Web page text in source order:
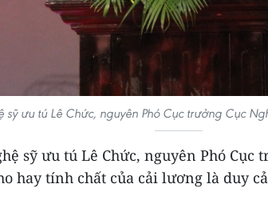
sỹ ưu tú Lê Chức, nguyên Phó Cục trưởng Cục
sỹ ưu tú Lê Chức, nguyên Phó Cục
hay tính chất của cải lương là duy